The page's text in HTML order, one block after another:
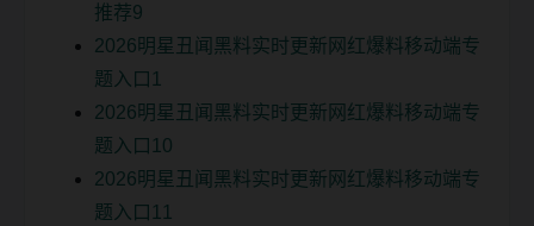
推荐9
2026明星丑闻黑料实时更新网红爆料移动端专
题入口1
2026明星丑闻黑料实时更新网红爆料移动端专
题入口10
2026明星丑闻黑料实时更新网红爆料移动端专
题入口11